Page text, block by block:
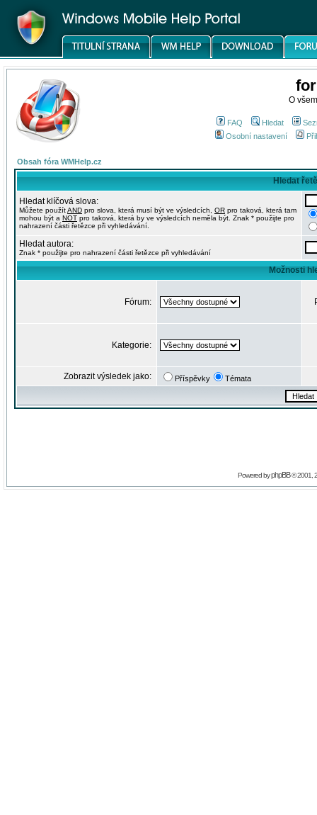
O
FAQ Hledat
Osobní nastavení
Obsah fóra WMHelp.cz
Hledat
Hledat klíčová slova:
Můžete použítAND pro slova, která musí být ve výsledcích, OR pro taková, která tam
mohou být a NOT pro taková, která by ve výsledcích neměla být. Znak * použijte pro
nahrazení části řetězce při vyhledávání.
Hledat autora:
Znak * použijte pro nahrazení části řetězce při vyhledávání
Možnosti
Fórum:
Kategorie:
Zobrazit výsledek jako: Příspěvky Témata
Powered byphpBB© 2001,